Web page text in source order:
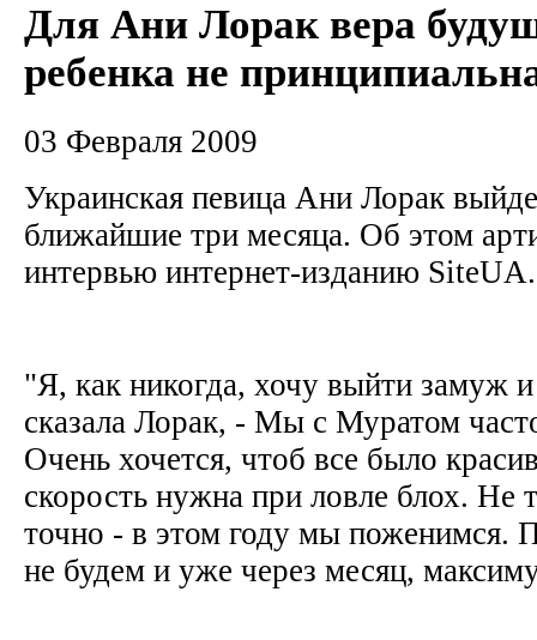
Для Ани Лорак вера
ребенка не
03 Февраля 2009
Украинская певица Ани Лорак
ближайшие три месяца. Об этом
интервью интернет-изданию
"Я, как никогда, хочу выйти замуж
сказала Лорак, - Мы с Муратом
Очень хочется, чтоб все было
скорость нужна при ловле блох. Не
точно - в этом году мы поженимся.
не будем и уже через месяц,